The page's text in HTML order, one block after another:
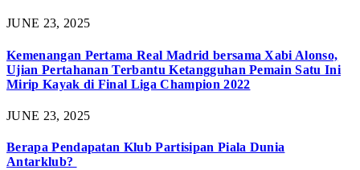
JUNE 23, 2025
Kemenangan Pertama Real Madrid bersama Xabi Alonso,
Ujian Pertahanan Terbantu Ketangguhan Pemain Satu Ini
Mirip Kayak di Final Liga Champion 2022
JUNE 23, 2025
Berapa Pendapatan Klub Partisipan Piala Dunia
Antarklub?